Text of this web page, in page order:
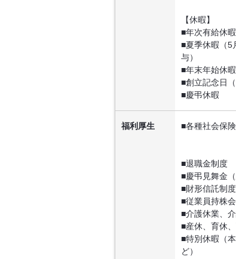
【休暇】
■年次有給休
■夏季休暇（5
与）
■年末年始休
■創立記念日（
■慶弔休暇
福利厚生 ■各種社会保
■退職金制度
■慶弔見舞金
■財形信託制
■従業員持株会
■介護休業、
■産休、育休
■特別休暇（
ど）